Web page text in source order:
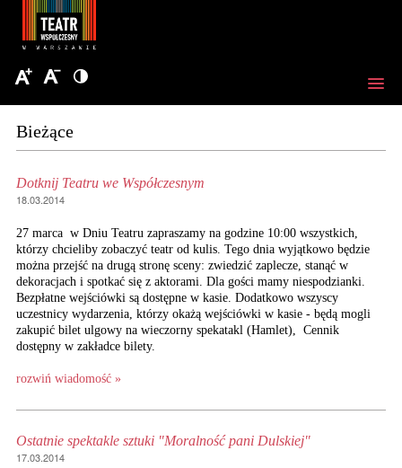
Bieżące
Dotknij Teatru we Współczesnym
18.03.2014
27 marca w Dniu Teatru zapraszamy na godzine 10:00 wszystkich,
którzy chcieliby zobaczyć teatr od kulis. Tego dnia wyjątkowo będzie
można przejść na drugą stronę sceny: zwiedzić zaplecze, stanąć w
dekoracjach i spotkać się z aktorami. Dla gości mamy niespodzianki.
Bezpłatne wejściówki są dostępne w kasie. Dodatkowo wszyscy
uczestnicy wydarzenia, którzy okażą wejściówki w kasie - będą mogli
zakupić bilet ulgowy na wieczorny spekatakl (Hamlet), Cennik
dostępny w zakładce bilety.
rozwiń wiadomość »
Ostatnie spektakle sztuki "Moralność pani Dulskiej"
17.03.2014